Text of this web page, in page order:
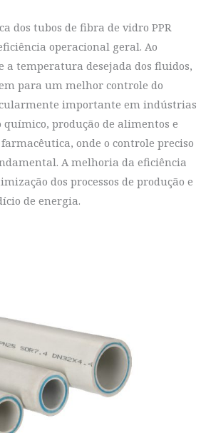
dos tubos de fibra de vidro PPR
operacional geral. Ao
temperatura desejada dos fluidos,
para um melhor controle do
importante em indústrias
químico, produção de alimentos e
onde o controle preciso
A melhoria da eficiência
dos processos de produção e
de energia.